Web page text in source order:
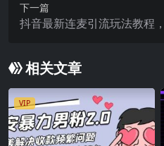
下一篇
抖音最新连麦引流玩法教程
相关文章
VIP